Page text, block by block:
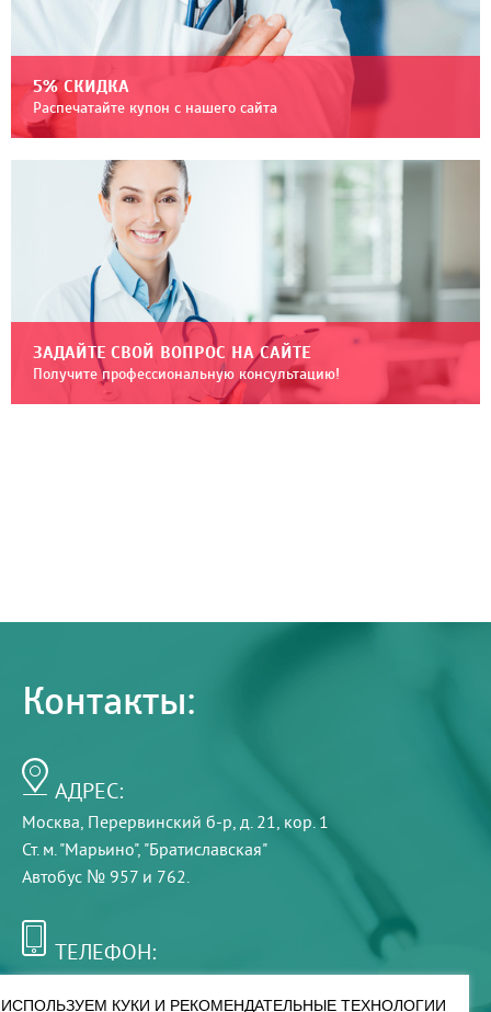
5% СКИДКА
Распечатайте купон с нашего сайта
ЗАДАЙТЕ СВОЙ ВОПРОС НА САЙТЕ
Получите профессиональную консультацию!
Контакты:
АДРЕС:
Москва, Перервинский б-р, д. 21, кор. 1
Ст. м. "Марьино", "Братиславская"
Автобус № 957 и 762.
ТЕЛЕФОН:
ИСПОЛЬЗУЕМ КУКИ И РЕКОМЕНДАТЕЛЬНЫЕ ТЕХНОЛОГИИ